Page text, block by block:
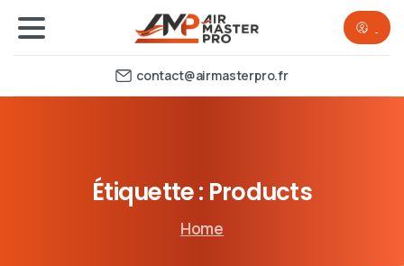
contact@airmasterpro.fr
Étiquette : Products
Home